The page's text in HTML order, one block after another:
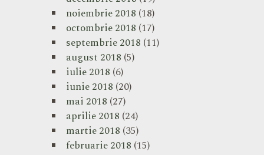
noiembrie 2018 (18)
octombrie 2018 (17)
septembrie 2018 (11)
august 2018 (5)
iulie 2018 (6)
iunie 2018 (20)
mai 2018 (27)
aprilie 2018 (24)
martie 2018 (35)
februarie 2018 (15)